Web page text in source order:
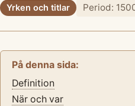
Yrken och titlar Period:
På denna sida:
Definition
När och var